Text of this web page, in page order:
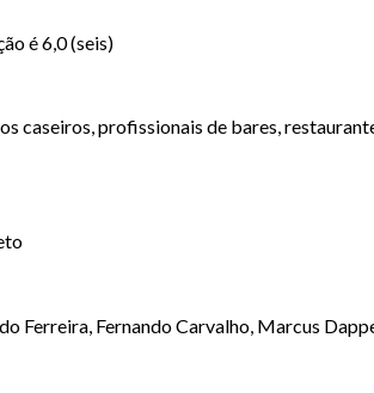
é 6,0 (seis)
caseiros, profissionais de bares,
Ferreira, Fernando Carvalho, Marcus